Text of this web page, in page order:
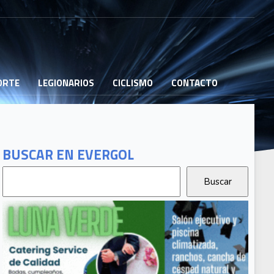
LEGIONARIOS CICLISMO CONTACTO
BUSCAR EN EVERGOL